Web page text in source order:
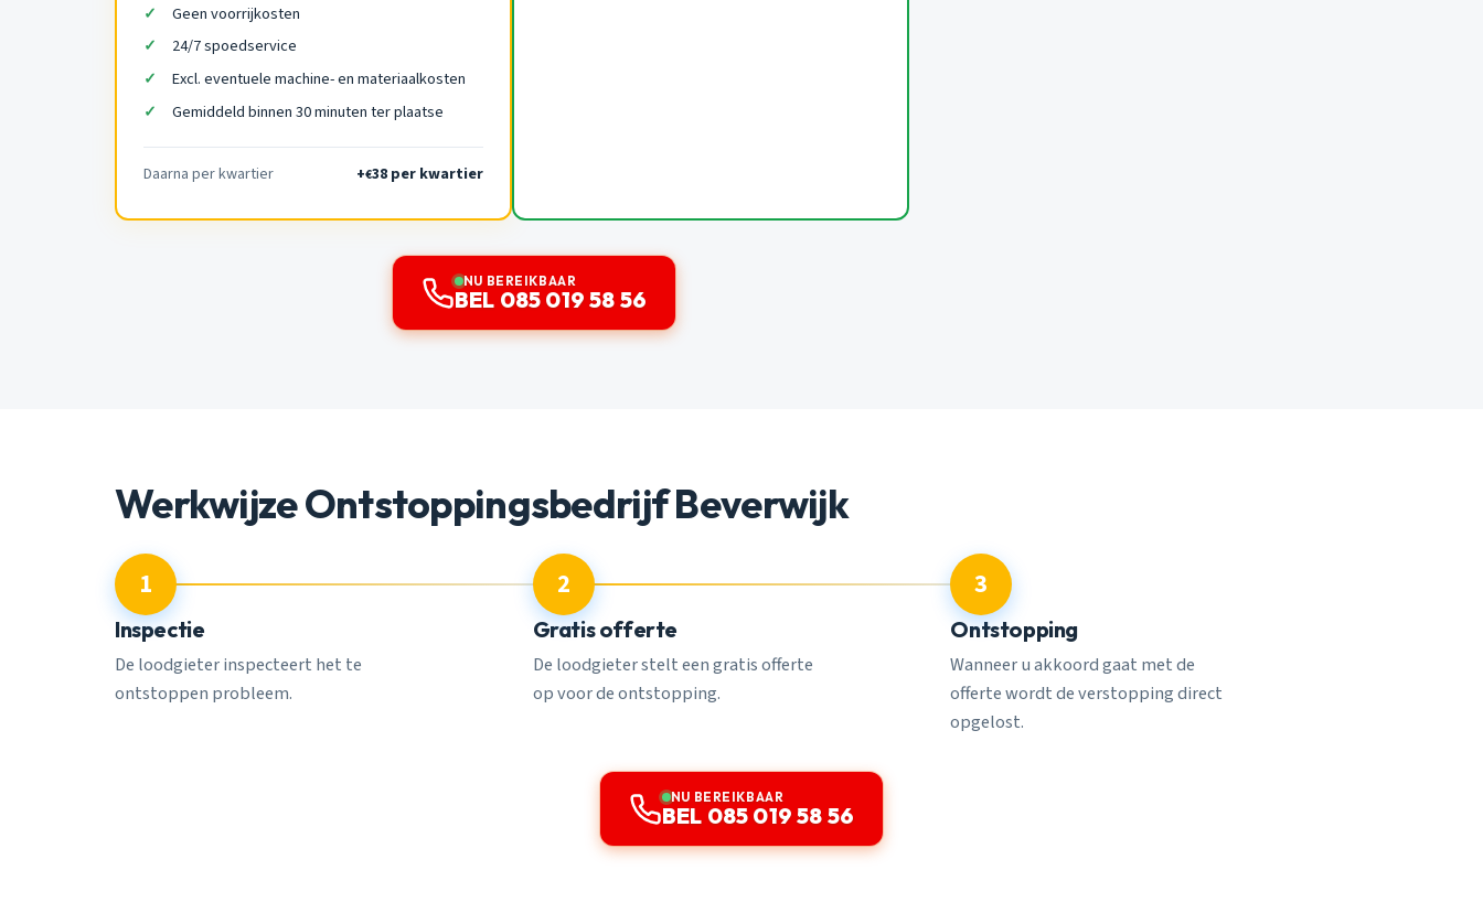
Geen voorrijkosten
24/7 spoedservice
Excl. eventuele machine- en materiaalkosten
Gemiddeld binnen 30 minuten ter plaatse
Daarna per kwartier +€38 per kwartier
NU BEREIKBAAR
BEL 085 019 58 56
Werkwijze Ontstoppingsbedrijf Beverwijk
1
Inspectie
De loodgieter inspecteert het te
ontstoppen probleem.
2
Gratis offerte
De loodgieter stelt een gratis offerte
op voor de ontstopping.
3
Ontstopping
Wanneer u akkoord gaat met de
offerte wordt de verstopping direct
opgelost.
NU BEREIKBAAR
BEL 085 019 58 56